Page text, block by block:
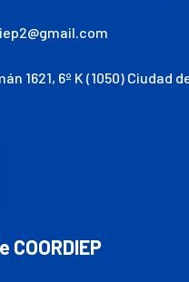
1621, 6º K (1050) Ciudad
COORDIEP